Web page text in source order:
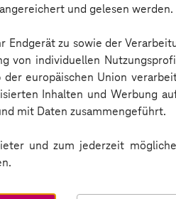
und gelesen werden.
Endgerät zu sowie der
von individuellen
europäischen Union
Inhalten und Werbung
mit Daten zusammengeführt.
und zum jederzeit
Oskar Frech
Sichere Cloud